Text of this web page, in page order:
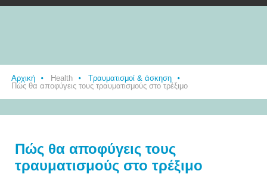
Αρχική Health
Τραυματισμοί & άσκηση
Πώς θα αποφύγεις τους τραυματισμούς στο τρέξιμο
Πώς θα αποφύγεις τους
τραυματισμούς στο τρέξιμο